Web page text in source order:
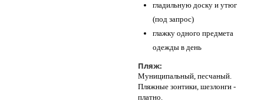
гладильную доску и утюг
(под запрос)
глажку одного предмета
одежды в день
Пляж:
Муниципальный, песчаный.
Пляжные зонтики, шезлонги -
платно.